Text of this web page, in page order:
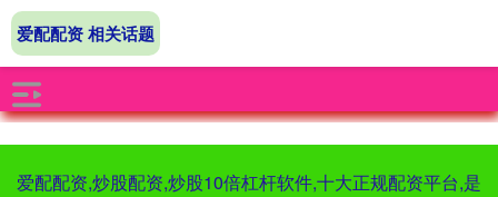
爱配配资,炒股配资,炒股10倍杠杆软件,十大正规配资平台,是
爱配配资 相关话题